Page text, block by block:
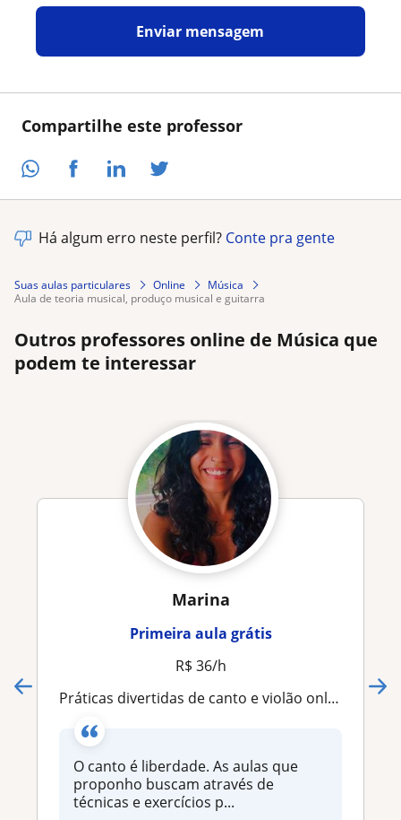
Compartilhe este professor
Enviar mensagem
Há algum erro neste perfil? Conte pra gente
Suas aulas particulares Online
Música
aula de teoria musical, produço musical e guitarra
Outros professores online de Música que
podem te interessar
Marina
Primeira aula grátis
R$ 36/h
Práticas divertidas de canto e violão online
O canto é liberdade. As aulas que
proponho buscam através de
técnicas e exercícios p...